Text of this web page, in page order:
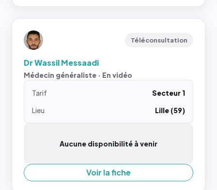
Téléconsultation
Dr Wassil Messaadi
Médecin généraliste · En vidéo
Tarif
Secteur 1
Lieu
Lille (59)
Aucune disponibilité à venir
Voir la fiche